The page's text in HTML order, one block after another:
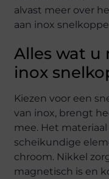
alvast meer over
aan inox
Alles wat u
inox
Kiezen voor een
van inox, brengt
mee. Het
scheikundige
chroom. Nikkel
magnetisch is en